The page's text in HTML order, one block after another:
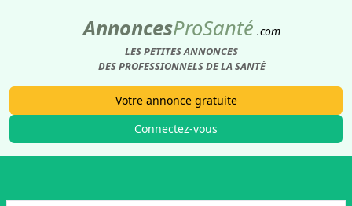
AnnoncesProSanté .com
LES PETITES ANNONCES
DES PROFESSIONNELS DE LA SANTÉ
Votre annonce gratuite
Connectez-vous